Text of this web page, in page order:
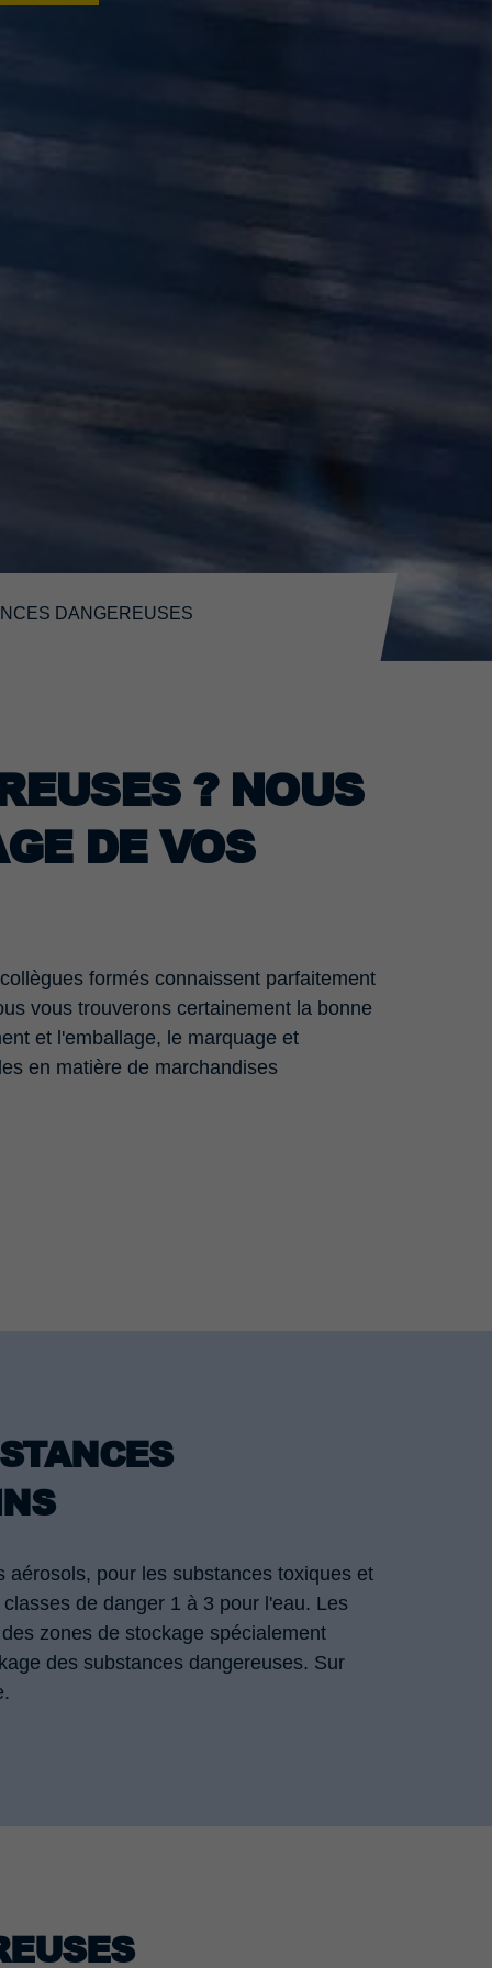
DANGEREUSES
? NOUS
DE VOS
formés connaissent parfaitement
vous trouverons certainement la bonne
et l'emballage, le marquage et
en matière de marchandises
pour les substances toxiques et
de danger 1 à 3 pour l'eau. Les
zones de stockage spécialement
des substances dangereuses. Sur